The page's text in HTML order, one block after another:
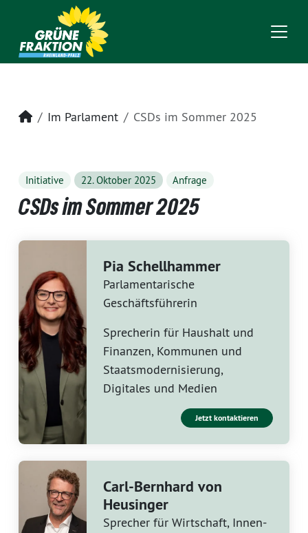
Startseite
Im Parlament CSDs im Sommer 2025
Initiative 22. Oktober 2025 Anfrage
CSDs im Sommer 2025
Pia Schellhammer
Parlamentarische
Geschäftsführerin
Sprecherin für Haushalt und
Finanzen, Kommunen und
Staatsmodernisierung,
Digitales und Medien
Jetzt kontaktieren
Carl-Bernhard von
Heusinger
Sprecher für Wirtschaft, Innen-